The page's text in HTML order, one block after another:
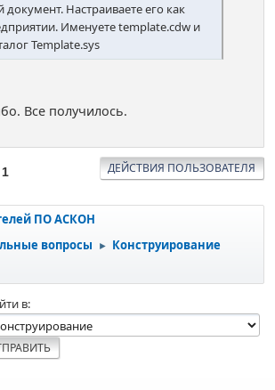
документ. Настраиваете его как
Именуете template.cdw и
Template.sys
Все получилось.
1 ДЕЙСТВИЯ ПОЛЬЗОВАТЕЛЯ
ПО АСКОН
вопросы ► Конструирование
в